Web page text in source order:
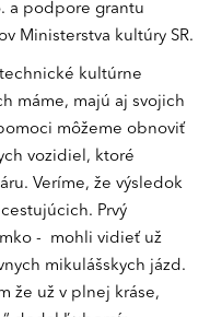
a podpore grantu
Ministerstva kultúry SR.
kultúrne
máme, majú aj svojich
môžeme obnoviť
vozidiel, ktoré
Veríme, že výsledok
Prvý
- mohli vidieť už
mikulášskych jázd.
že už v plnej kráse,